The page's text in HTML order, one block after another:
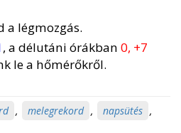
a légmozgás.
, a délutáni órákban 0, +7
le a hőmérőkről.
, melegrekord , napsütés ,